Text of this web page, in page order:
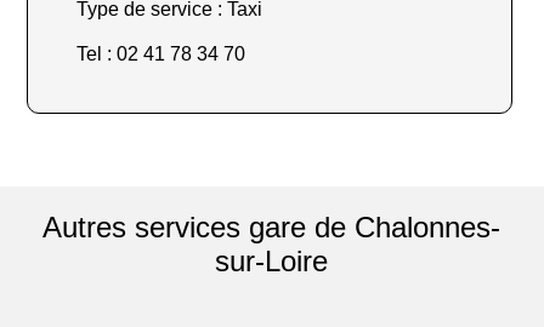
Type de service : Taxi
Tel : 02 41 78 34 70
Autres services gare de Chalonnes-
sur-Loire